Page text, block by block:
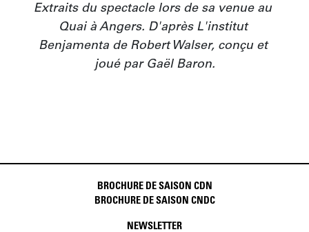
Extraits du spectacle lors de sa venue au
Quai à Angers. D'après L'institut
Benjamenta de Robert Walser, conçu et
joué par Gaël Baron.
BROCHURE DE SAISON CDN
BROCHURE DE SAISON CNDC
NEWSLETTER